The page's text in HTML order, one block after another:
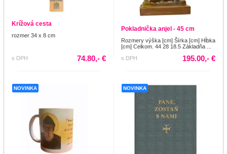
Krížová cesta
rozmer 34 x 8 cm
s DPH 74.80,- €
Pokladnička anjel - 45 cm
Rozmery výška [cm] Šírka [cm] Hĺbka
[cm] Celkom. 44 28 18.5 Základňa ...
s DPH
195.00,- €
NOVINKA NOVINKA